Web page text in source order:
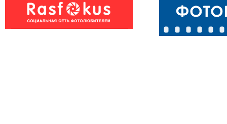
Гусиное пёрышко Гуси